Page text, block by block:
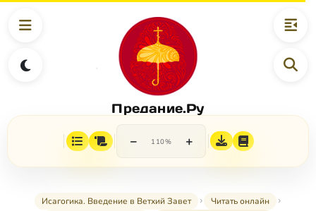
Предание.Ру
− 110% +
Исагогика. Введение в Ветхий Завет
Читать онлайн